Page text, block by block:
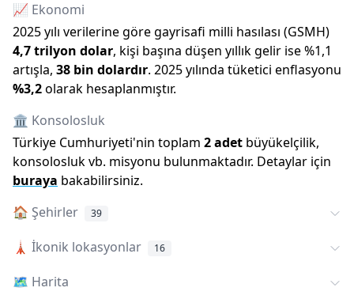
📈 Ekonomi
2025yılı verilerine göre gayrisafi milli hasılası (GSMH)
4,7 trilyon dolar, kişi başına düşen yıllık gelir ise %1,1
artışla, 38 bin dolardır. 2025yılında tüketici enflasyonu
%3,2olarak hesaplanmıştır.
🏛️ Konsolosluk
Türkiye Cumhuriyeti'nin toplam 2adet büyükelçilik,
konsolosluk vb. misyonu bulunmaktadır. Detaylar için
buraya bakabilirsiniz.
🏠 Şehirler 39
🗼 İkonik lokasyonlar 16
🗺️ Harita